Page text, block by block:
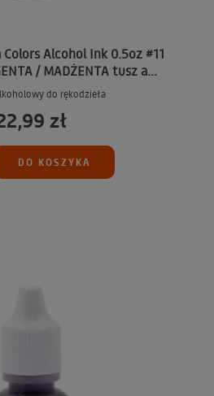
Colors Alcohol Ink 0.5oz #11
/ MADŻENTA tusz a...
do rękodzieła
zł
DO KOSZYKA